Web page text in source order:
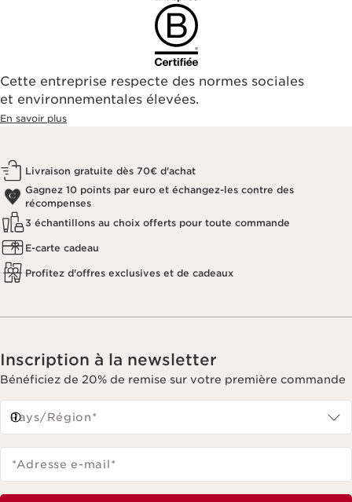
Cette entreprise respecte des normes sociales
et environnementales élevées.
En savoir plus
Livraison gratuite dès 70€ d'achat
Gagnez 10 points par euro et échangez-les contre des
récompenses
3 échantillons au choix offerts pour toute commande
E-carte cadeau
Profitez d'offres exclusives et de cadeaux
Inscription à la newsletter
Bénéficiez de 20% de remise sur votre première commande
Pays/Région*
*Adresse e-mail*